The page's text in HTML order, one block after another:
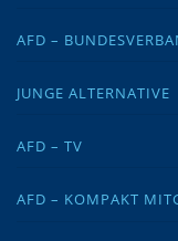
AFD –
JUNGE ALTERNATIVE
AFD – TV
AFD – KOMPAKT